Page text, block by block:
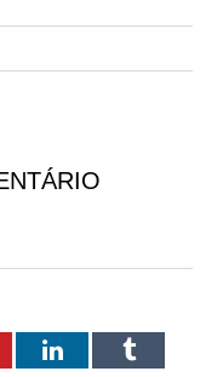
LinkedInTumblr